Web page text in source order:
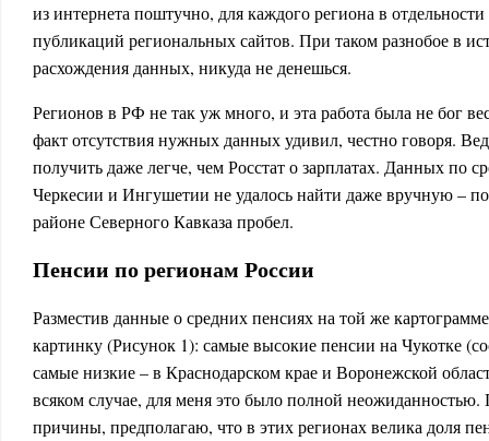
из интернета поштучно, для каждого региона в
публикаций региональных сайтов. При таком разнобое в
расхождения данных, никуда не денешься.
Регионов в РФ не так уж много, и эта работа была не бог
факт отсутствия нужных данных удивил, честно говоря.
получить даже легче, чем Росстат о зарплатах. Данных по
Черкесии и Ингушетии не удалось найти даже вручную –
районе Северного Кавказа пробел.
Пенсии по регионам России
Разместив данные о средних пенсиях на той же
картинку (Рисунок 1): самые высокие пенсии на Чукотке
самые низкие – в Краснодарском крае и Воронежской
всяком случае, для меня это было полной
причины, предполагаю, что в этих регионах велика доля